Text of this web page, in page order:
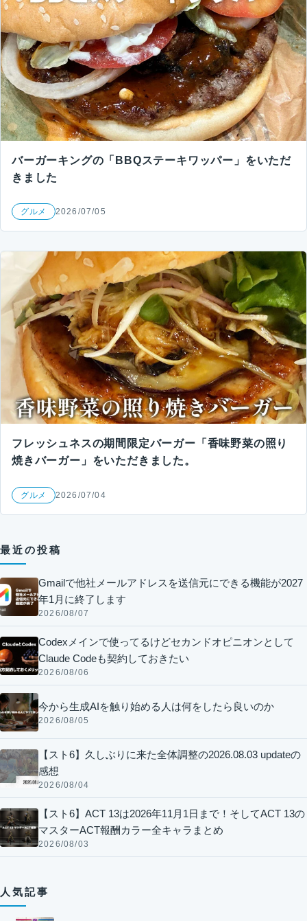
バーガーキングの「BBQステーキワッパー」をいただ
きました
グルメ 2026/07/05
フレッシュネスの期間限定バーガー「香味野菜の照り
焼きバーガー」をいただきました。
グルメ 2026/07/04
最近の投稿
Gmailで他社メールアドレスを送信元にできる機能が2027
年1月に終了します
2026/08/07
Codexメインで使ってるけどセカンドオピニオンとして
Claude Codeも契約しておきたい
2026/08/06
今から生成AIを触り始める人は何をしたら良いのか
2026/08/05
【スト6】久しぶりに来た全体調整の2026.08.03 updateの
感想
2026/08/04
【スト6】ACT 13は2026年11月1日まで！そしてACT 13の
マスターACT報酬カラー全キャラまとめ
2026/08/03
人気記事